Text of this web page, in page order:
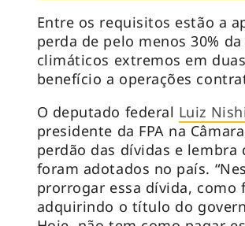
Entre os requisitos estão a
perda de pelo menos 30%
climáticos extremos em
benefício a operações
O deputado federal Luiz
presidente da FPA na
perdão das dívidas e
foram adotados no país.
prorrogar essa dívida, como
adquirindo o título do